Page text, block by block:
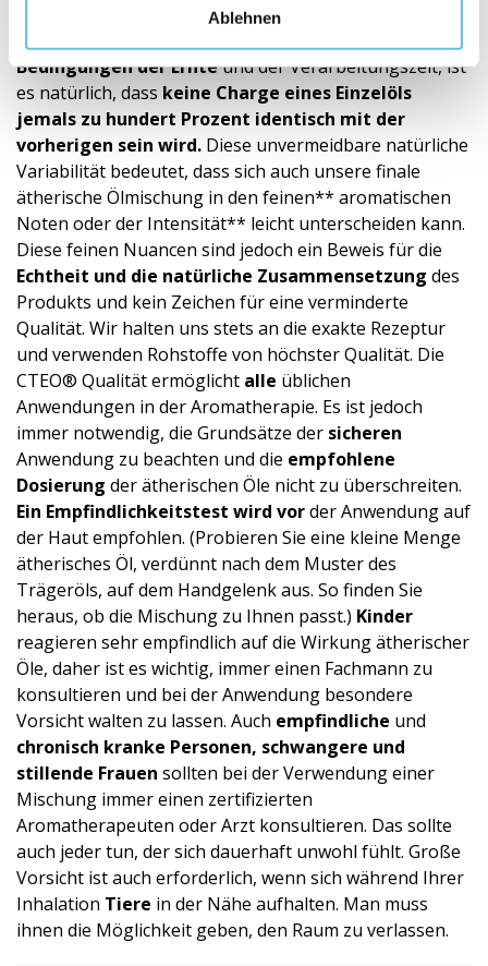
Ablehnen
Rohstoffe von vielen Variablen abhängt, wie dem
Pflanzenursprung, der Jahreszeit, den klimatischen
Bedingungen der Ernteund der Verarbeitungszeit, ist
es natürlich, dass keine Charge eines Einzelöls
jemals zu hundert Prozent identisch mit der
vorherigen sein wird. Diese unvermeidbare natürliche
Variabilität bedeutet, dass sich auch unsere finale
ätherische Ölmischung in den feinen** aromatischen
Noten oder der Intensität** leicht unterscheiden kann.
Diese feinen Nuancen sind jedoch ein Beweis für die
Echtheit und die natürliche Zusammensetzung des
Produkts und kein Zeichen für eine verminderte
Qualität. Wir halten uns stets an die exakte Rezeptur
und verwenden Rohstoffe von höchster Qualität. Die
CTEO® Qualität ermöglicht alle üblichen
Anwendungen in der Aromatherapie. Es ist jedoch
immer notwendig, die Grundsätze der sicheren
Anwendung zu beachten und die empfohlene
Dosierung der ätherischen Öle nicht zu überschreiten.
Ein Empfindlichke­itstest wird vorder Anwendung auf
der Haut empfohlen. (Probieren Sie eine kleine Menge
ätherisches Öl, verdünnt nach dem Muster des
Trägeröls, auf dem Handgelenk aus. So finden Sie
heraus, ob die Mischung zu Ihnen passt.) Kinder
reagieren sehr empfindlich auf die Wirkung ätherischer
Öle, daher ist es wichtig, immer einen Fachmann zu
konsultieren und bei der Anwendung besondere
Vorsicht walten zu lassen. Auch empfindliche und
chronisch kranke Personen, schwangere und
stillende Frauen sollten bei der Verwendung einer
Mischung immer einen zertifizierten
Aromatherapeuten oder Arzt konsultieren. Das sollte
auch jeder tun, der sich dauerhaft unwohl fühlt. Große
Vorsicht ist auch erforderlich, wenn sich während Ihrer
Inhalation Tiere in der Nähe aufhalten. Man muss
ihnen die Möglichkeit geben, den Raum zu verlassen.